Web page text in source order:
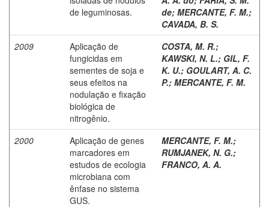
de leguminosas.
de; MERCANTE, F. M.;
CAVADA, B. S.
2009
Aplicação de
fungicidas em
sementes de soja e
seus efeitos na
nodulação e fixação
biológica de
nitrogênio.
COSTA, M. R.;
KAWSKI, N. L.; GIL, F.
K. U.; GOULART, A. C.
P.; MERCANTE, F. M.
2000
Aplicação de genes
marcadores em
estudos de ecologia
microbiana com
ênfase no sistema
GUS.
MERCANTE, F. M.;
RUMJANEK, N. G.;
FRANCO, A. A.